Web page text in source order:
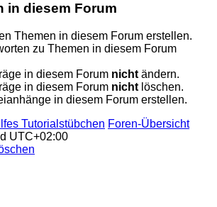
in diesem Forum
Themen in diesem Forum erstellen.
zu Themen in diesem Forum
in diesem Forum nicht ändern.
in diesem Forum nicht löschen.
in diesem Forum erstellen.
Tutorialstübchen Foren-Übersicht
UTC+02:00